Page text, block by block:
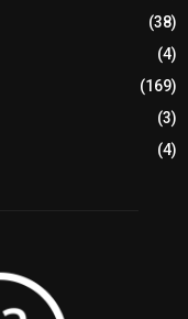
(38)
(4)
(169)
(3)
(4)